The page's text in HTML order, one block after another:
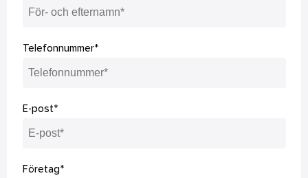
Telefonnummer*
E-post*
Företag*